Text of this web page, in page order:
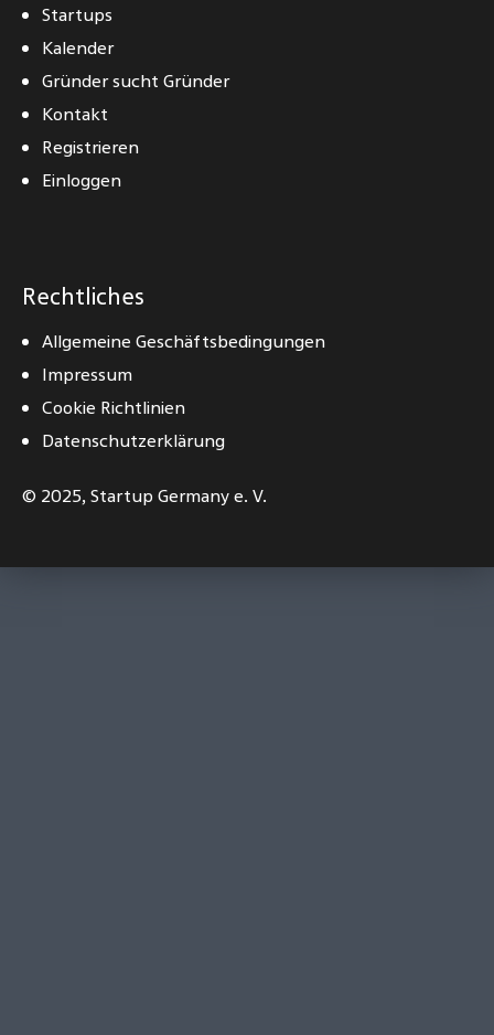
Startups
Kalender
Gründer sucht Gründer
Kontakt
Registrieren
Einloggen
Rechtliches
Allgemeine Geschäftsbedingungen
Impressum
Cookie Richtlinien
Datenschutzerklärung
© 2025,Startup Germany e. V.